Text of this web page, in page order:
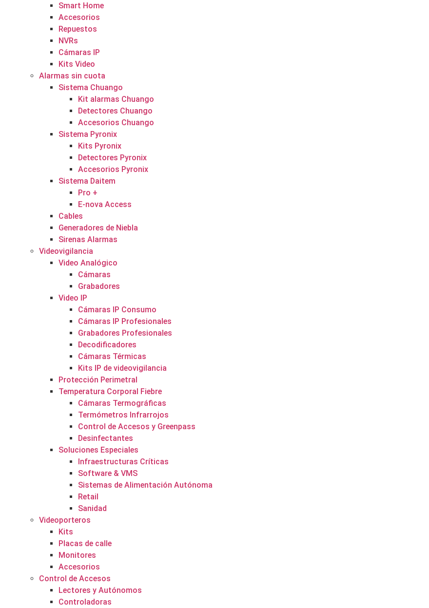
Smart Home
Accesorios
Repuestos
NVRs
Cámaras IP
Kits Video
Alarmas sin cuota
Sistema Chuango
Kit alarmas Chuango
Detectores Chuango
Accesorios Chuango
Sistema Pyronix
Kits Pyronix
Detectores Pyronix
Accesorios Pyronix
Sistema Daitem
Pro +
E-nova Access
Cables
Generadores de Niebla
Sirenas Alarmas
Videovigilancia
Video Analógico
Cámaras
Grabadores
Video IP
Cámaras IP Consumo
Cámaras IP Profesionales
Grabadores Profesionales
Decodificadores
Cámaras Térmicas
Kits IP de videovigilancia
Protección Perimetral
Temperatura Corporal Fiebre
Cámaras Termográficas
Termómetros Infrarrojos
Control de Accesos y Greenpass
Desinfectantes
Soluciones Especiales
Infraestructuras Críticas
Software & VMS
Sistemas de Alimentación Autónoma
Retail
Sanidad
Videoporteros
Kits
Placas de calle
Monitores
Accesorios
Control de Accesos
Lectores y Autónomos
Controladoras